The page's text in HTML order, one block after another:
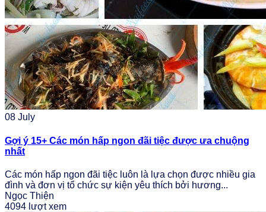
08 July
Gợi ý 15+ Các món hấp ngon đãi tiệc được ưa chuộng
nhất
Các món hấp ngon đãi tiệc luôn là lựa chọn được nhiều gia
đình và đơn vị tổ chức sự kiện yêu thích bởi hương...
Ngọc Thiện
4094 lượt xem